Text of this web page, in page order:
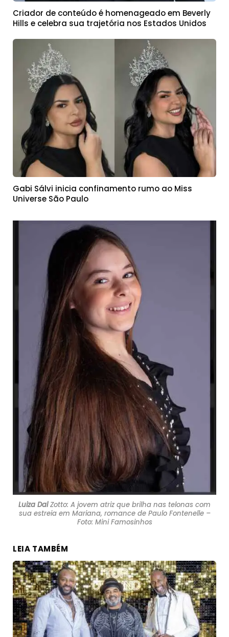
Criador de conteúdo é homenageado em Beverly
Hills e celebra sua trajetória nos Estados Unidos
Gabi Sálvi inicia confinamento rumo ao Miss
Universe São Paulo
Luiza DalZotto: A jovem atriz que brilha nas telonas com
sua estreia em Mariana, romance de Paulo Fontenelle –
Foto: Mini Famosinhos
LEIA TAMBÉM